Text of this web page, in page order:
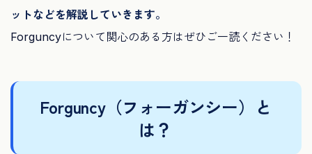
ットなどを解説していきます。
Forguncyについて関心のある方はぜひご一読ください！
Forguncy（フォーガンシー）と
は？